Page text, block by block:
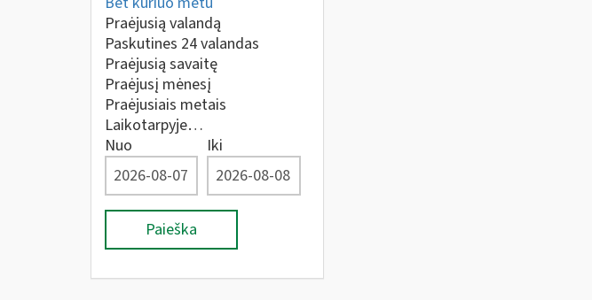
Praėjusią valandą
Paskutines 24 valandas
Praėjusią savaitę
Praėjusį mėnesį
Praėjusiais metais
Laikotarpyje…
Nuo
Iki
Paieška